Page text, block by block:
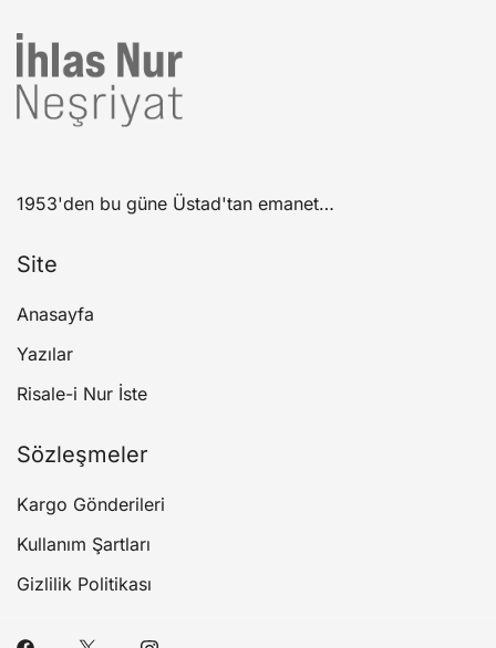
1953'den bu güne Üstad'tan emanet…
Site
Anasayfa
Yazılar
Risale-i Nur İste
Sözleşmeler
Kargo Gönderileri
Kullanım Şartları
Gizlilik Politikası